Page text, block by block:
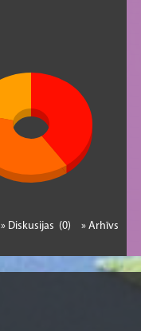
» Arhīvs
» Diskusijas (0)